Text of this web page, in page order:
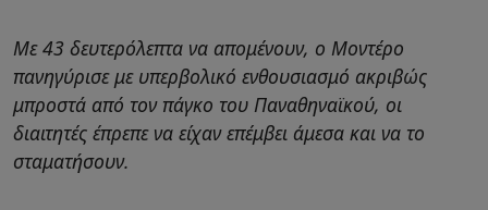
Με 43 δευτερόλεπτα να απομένουν, ο Μοντέρο
πανηγύρισε με υπερβολικό ενθουσιασμό ακριβώς
μπροστά από τον πάγκο του Παναθηναϊκού, οι
διαιτητές έπρεπε να είχαν επέμβει άμεσα και να το
σταματήσουν.